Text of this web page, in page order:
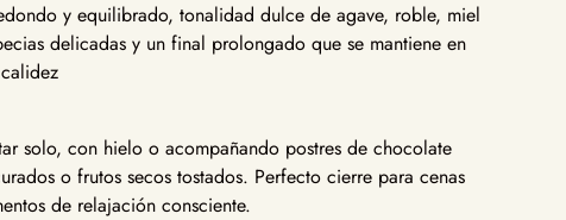
y equilibrado, tonalidad dulce de agave, roble, miel
delicadas y un final prolongado que se mantiene en
solo, con hielo o acompañando postres de chocolate
o frutos secos tostados. Perfecto cierre para cenas
de relajación consciente.